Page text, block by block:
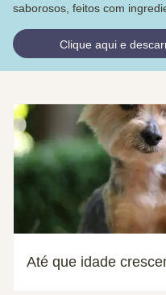
saborosos, feitos com
Clique aqui e
Até que idade